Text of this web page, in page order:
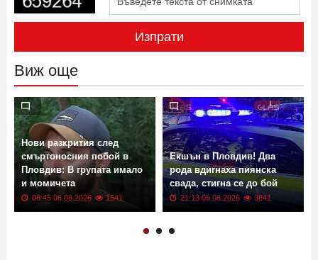
Изпрати
Виж още
Нови разкрития след
смъртоносния побой в
Пловдив: В групата имало
и момичета
08:45 06.08.2026 1541
Екшън в Пловдив! Два
рода вдигнаха пиянска
свада, стигна се до бой
21:13 05.08.2026 3841